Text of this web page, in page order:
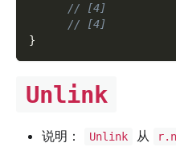
// [4]
// [4]
}
Unlink
说明： Unlink 从